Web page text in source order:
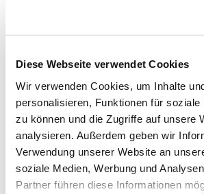
Diese Webseite verwendet Cookies
Wir verwenden Cookies, um Inhalte
personalisieren, Funktionen für soziale
zu können und die Zugriffe auf unsere
analysieren. Außerdem geben wir
Verwendung unserer Website an
soziale Medien, Werbung und
Partner führen diese Informationen